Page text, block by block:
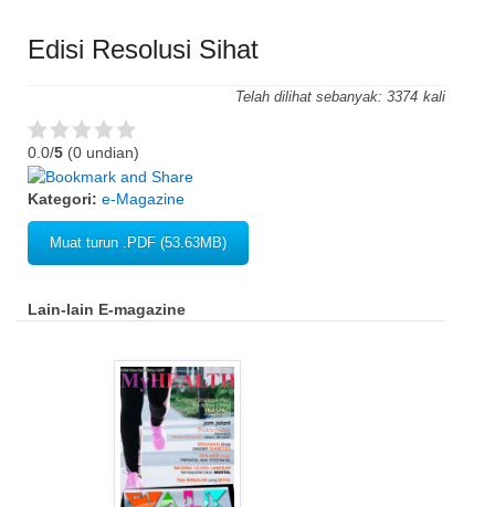
Edisi Resolusi Sihat
Telah dilihat sebanyak: 3374
0.0/5 (0 undian)
Kategori: e-Magazine
Muat turun .PDF (53.63MB)
Lain-lain E-magazine